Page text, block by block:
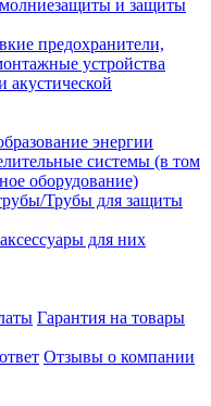
молниезащиты и защиты
предохранители,
устройства
акустической
энергии
системы (в том
оборудование)
Трубы для защиты
для них
Гарантия на товары
Отзывы о компании